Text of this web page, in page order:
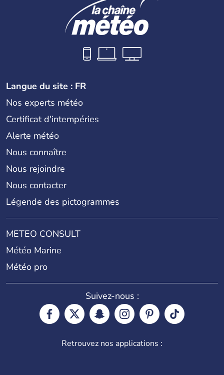
Langue du site : FR
Nos experts météo
Certificat d'intempéries
Alerte météo
Nous connaître
Nous rejoindre
Nous contacter
Légende des pictogrammes
METEO CONSULT
Météo Marine
Météo pro
Suivez-nous :
Retrouvez nos applications :